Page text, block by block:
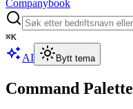
Companybook
⌘K
AI Bytt tema
Command Palette